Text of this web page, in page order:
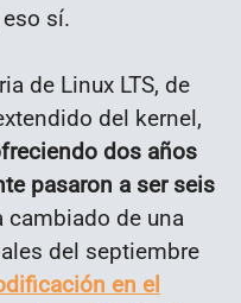
sí.
de Linux LTS, de
del kernel,
dos años
pasaron a ser seis
cambiado de una
del septiembre
en el